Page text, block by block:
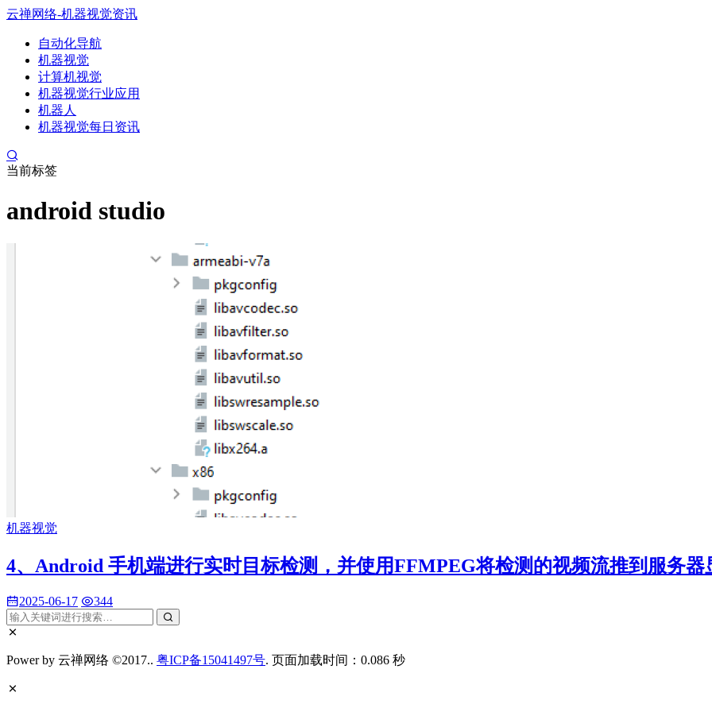
云禅网络-机器视觉资讯
自动化导航
机器视觉
计算机视觉
机器视觉行业应用
机器人
机器视觉每日资讯
当前标签
android studio
机器视觉
4、Android 手机端进行实时目标检测，并使用FFMPEG将检测的视频流推到服务器
2025-06-17 344
Power by 云禅网络 ©2017.. 粤ICP备15041497号. 页面加载时间：0.086 秒